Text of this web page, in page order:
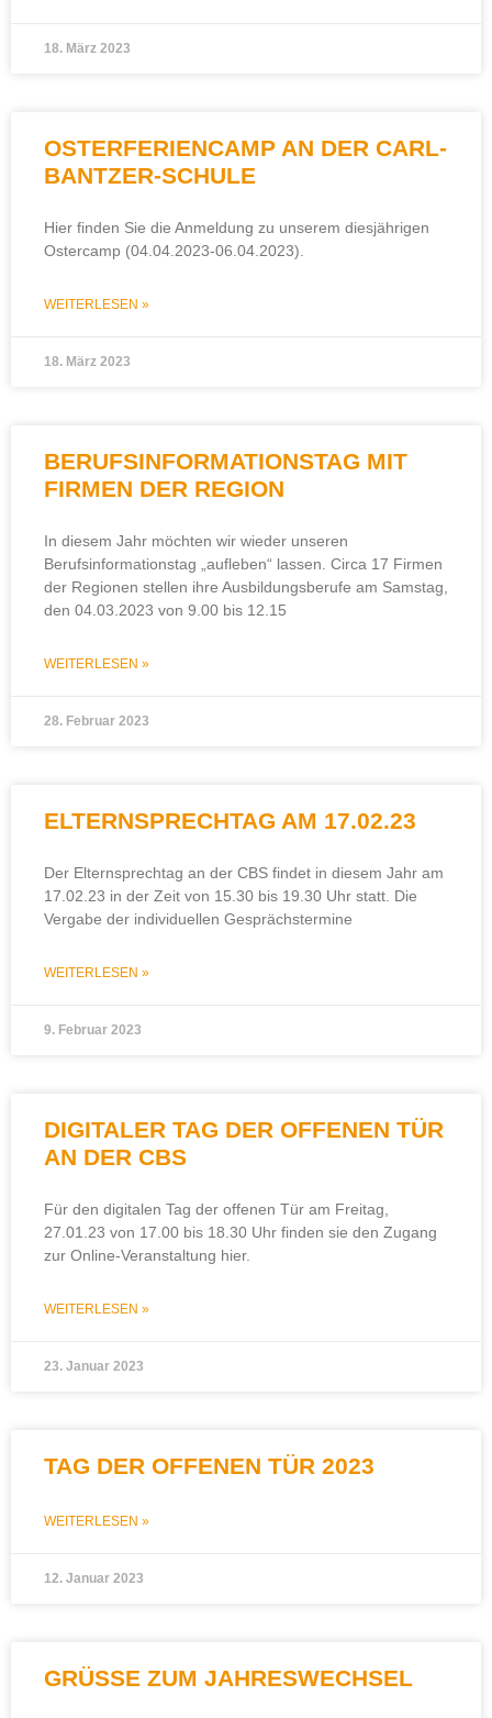
18. März 2023
OSTERFERIENCAMP AN DER CARL-
BANTZER-SCHULE
Hier finden Sie die Anmeldung zu unserem diesjährigen
Ostercamp (04.04.2023-06.04.2023).
WEITERLESEN »
18. März 2023
BERUFSINFORMATIONSTAG MIT
FIRMEN DER REGION
In diesem Jahr möchten wir wieder unseren
Berufsinformationstag „aufleben“ lassen. Circa 17 Firmen
der Regionen stellen ihre Ausbildungsberufe am Samstag,
den 04.03.2023 von 9.00 bis 12.15
WEITERLESEN »
28. Februar 2023
ELTERNSPRECHTAG AM 17.02.23
Der Elternsprechtag an der CBS findet in diesem Jahr am
17.02.23 in der Zeit von 15.30 bis 19.30 Uhr statt. Die
Vergabe der individuellen Gesprächstermine
WEITERLESEN »
9. Februar 2023
DIGITALER TAG DER OFFENEN TÜR
AN DER CBS
Für den digitalen Tag der offenen Tür am Freitag,
27.01.23 von 17.00 bis 18.30 Uhr finden sie den Zugang
zur Online-Veranstaltung hier.
WEITERLESEN »
23. Januar 2023
TAG DER OFFENEN TÜR 2023
WEITERLESEN »
12. Januar 2023
GRÜSSE ZUM JAHRESWECHSEL